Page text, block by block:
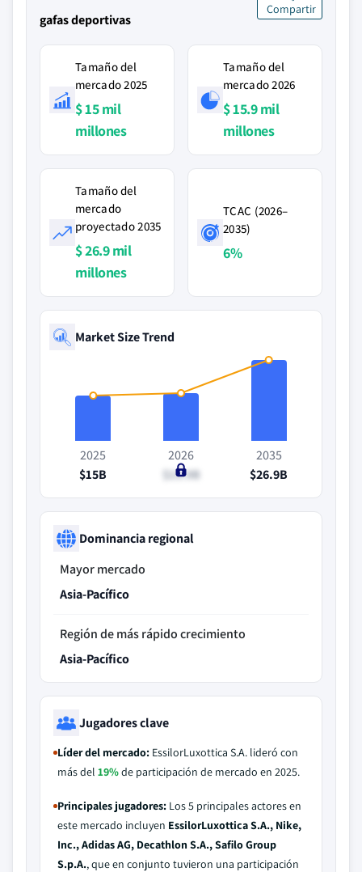
gafas deportivas
Compartir
Tamaño del
mercado 2025
$ 15 mil
millones
Tamaño del
mercado 2026
$ 15.9 mil
millones
Tamaño del
mercado
proyectado 2035
$ 26.9 mil
millones
TCAC (2026–
2035)
6%
Market Size Trend
2025
$15B
2026
$15.9B
2035
$26.9B
Dominancia regional
Mayor mercado
Asia-Pacífico
Región de más rápido crecimiento
Asia-Pacífico
Jugadores clave
Líder del mercado: EssilorLuxottica S.A. lideró con
más del 19%de participación de mercado en 2025.
Principales jugadores: Los 5 principales actores en
este mercado incluyen EssilorLuxottica S.A., Nike,
Inc., Adidas AG, Decathlon S.A., Safilo Group
S.p.A., que en conjunto tuvieron una participación